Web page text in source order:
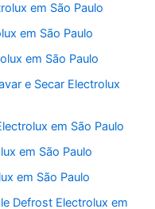
em São Paulo
em São Paulo
em São Paulo
e Secar Electrolux
em São Paulo
em São Paulo
em São Paulo
Defrost Electrolux em